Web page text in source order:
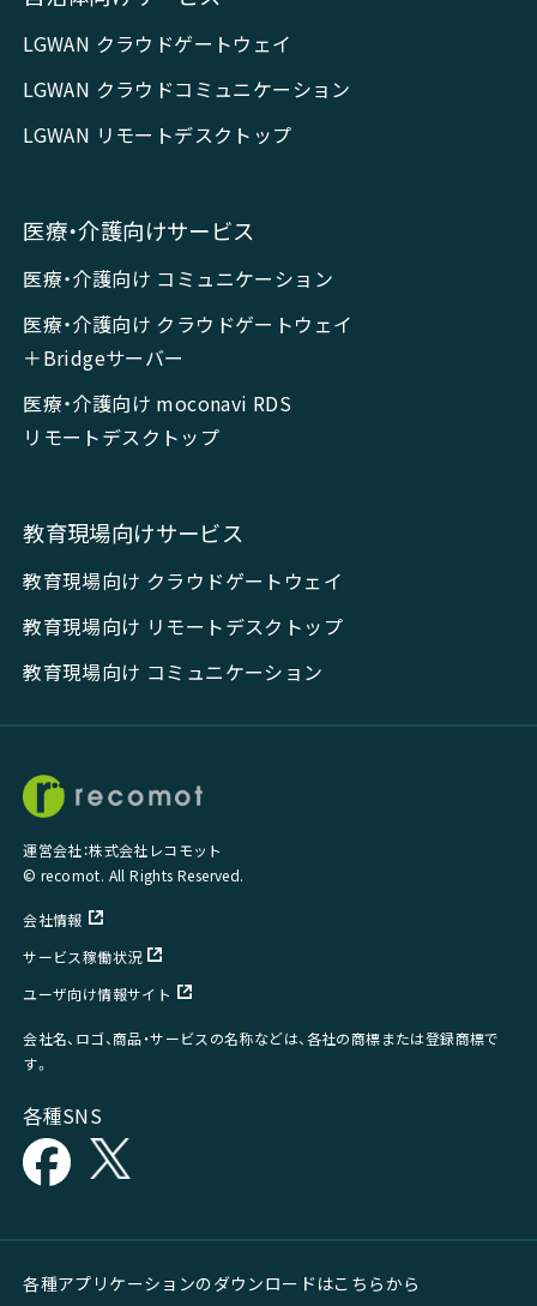
LGWAN クラウドゲートウェイ
LGWAN クラウドコミュニケーション
LGWAN リモートデスクトップ
医療・介護向けサービス
医療・介護向け コミュニケーション
医療・介護向け クラウドゲートウェイ
＋Bridgeサーバー
医療・介護向け moconavi RDS
リモートデスクトップ
教育現場向けサービス
教育現場向け クラウドゲートウェイ
教育現場向け リモートデスクトップ
教育現場向け コミュニケーション
運営会社：株式会社レコモット
© recomot. All Rights Reserved.
会社情報
サービス稼働状況
ユーザ向け情報サイト
会社名、ロゴ、商品・サービスの名称などは、各社の商標または登録商標で
す。
各種SNS
各種アプリケーションのダウンロードはこちらから